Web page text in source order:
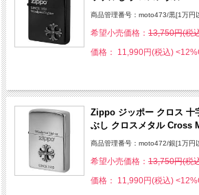
商品管理番号：moto473/黒[1万円
希望小売価格： 13,750円(税
価格： 11,990円(税込)
Zippo ジッポー クロス 十
ぶし クロスメタル Cross
商品管理番号：moto472/銀[1万円
希望小売価格： 13,750円(税
価格： 11,990円(税込)